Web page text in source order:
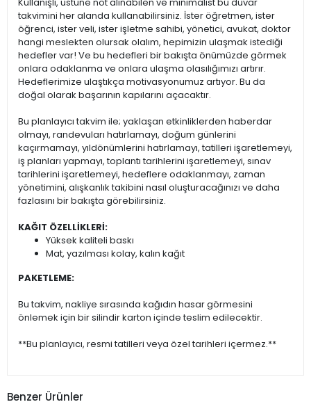
Kullanışlı, üstüne not alınabilen ve minimalist bu duvar
takvimini her alanda kullanabilirsiniz. İster öğretmen, ister
öğrenci, ister veli, ister işletme sahibi, yönetici, avukat, doktor
hangi meslekten olursak olalım, hepimizin ulaşmak istediği
hedefler var! Ve bu hedefleri bir bakışta önümüzde görmek
onlara odaklanma ve onlara ulaşma olasılığımızı artırır.
Hedeflerimize ulaştıkça motivasyonumuz artıyor. Bu da
doğal olarak başarının kapılarını açacaktır.
Bu planlayıcı takvim ile; yaklaşan etkinliklerden haberdar
olmayı, randevuları hatırlamayı, doğum günlerini
kaçırmamayı, yıldönümlerini hatırlamayı, tatilleri işaretlemeyi,
iş planları yapmayı, toplantı tarihlerini işaretlemeyi, sınav
tarihlerini işaretlemeyi, hedeflere odaklanmayı, zaman
yönetimini, alışkanlık takibini nasıl oluşturacağınızı ve daha
fazlasını bir bakışta görebilirsiniz.
KAĞIT ÖZELLİKLERİ:
Yüksek kaliteli baskı
Mat, yazılması kolay, kalın kağıt
PAKETLEME:
Bu takvim, nakliye sırasında kağıdın hasar görmesini
önlemek için bir silindir karton içinde teslim edilecektir.
**Bu planlayıcı, resmi tatilleri veya özel tarihleri içermez.**
Benzer Ürünler